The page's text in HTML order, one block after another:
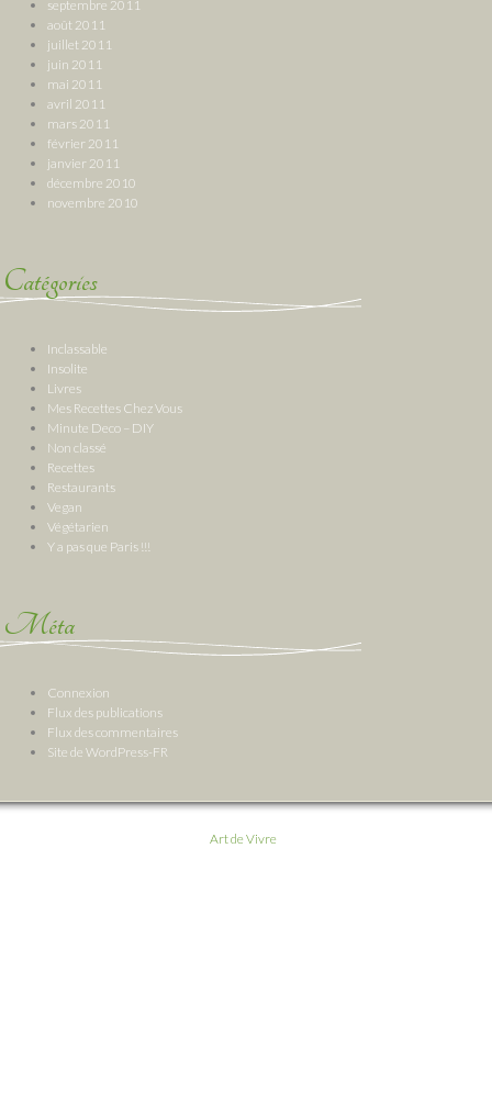
septembre 2011
août 2011
juillet 2011
juin 2011
mai 2011
avril 2011
mars 2011
février 2011
janvier 2011
décembre 2010
novembre 2010
Catégories
Inclassable
Insolite
Livres
Mes Recettes Chez Vous
Minute Deco – DIY
Non classé
Recettes
Restaurants
Vegan
Végétarien
Y a pas que Paris !!!
Méta
Connexion
Flux des publications
Flux des commentaires
Site de WordPress-FR
Art de Vivre